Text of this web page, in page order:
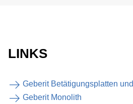
LINKS
Geberit Betätigungsplatten
Geberit Monolith